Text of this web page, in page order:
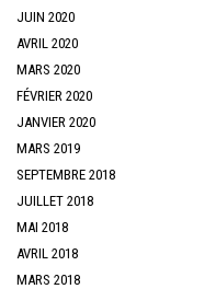
JUIN 2020
AVRIL 2020
MARS 2020
FÉVRIER 2020
JANVIER 2020
MARS 2019
SEPTEMBRE 2018
JUILLET 2018
MAI 2018
AVRIL 2018
MARS 2018